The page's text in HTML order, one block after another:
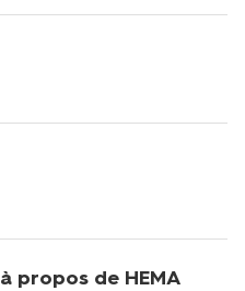
à propos de HEMA